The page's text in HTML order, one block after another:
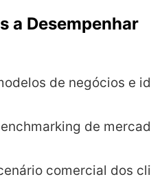
a Desempenhar
de negócios e
de
comercial dos